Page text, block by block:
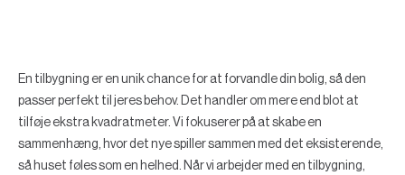
En tilbygning er en unik chance for at forvandle din bolig, så den
passer perfekt til jeres behov. Det handler om mere end blot at
tilføje ekstra kvadratmeter. Vi fokuserer på at skabe en
sammenhæng, hvor det nye spiller sammen med det eksisterende,
så huset føles som en helhed. Når vi arbejder med en tilbygning,